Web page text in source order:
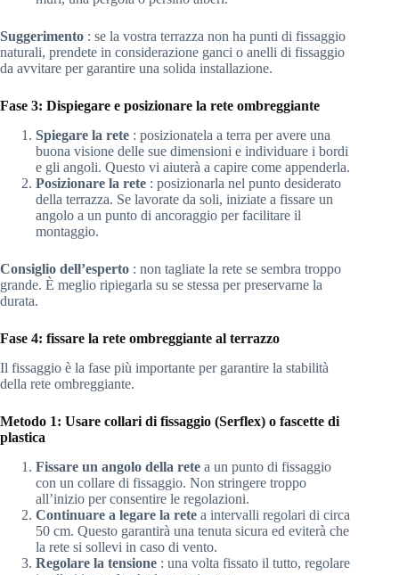
Suggerimento : se la vostra terrazza non ha punti di fissaggio
naturali, prendete in considerazione ganci o anelli di fissaggio
da avvitare per garantire una solida installazione.
Fase 3: Dispiegare e posizionare la rete ombreggiante
Spiegare la rete : posizionatela a terra per avere una
buona visione delle sue dimensioni e individuare i bordi
e gli angoli. Questo vi aiuterà a capire come appenderla.
Posizionare la rete : posizionarla nel punto desiderato
della terrazza. Se lavorate da soli, iniziate a fissare un
angolo a un punto di ancoraggio per facilitare il
montaggio.
Consiglio dell’esperto : non tagliate la rete se sembra troppo
grande. È meglio ripiegarla su se stessa per preservarne la
durata.
Fase 4: fissare la rete ombreggiante al terrazzo
Il fissaggio è la fase più importante per garantire la stabilità
della rete ombreggiante.
Metodo 1: Usare collari di fissaggio (Serflex) o fascette di
plastica
Fissare un angolo della rete a un punto di fissaggio
con un collare di fissaggio. Non stringere troppo
all’inizio per consentire le regolazioni.
Continuare a legare la rete a intervalli regolari di circa
50 cm. Questo garantirà una tenuta sicura ed eviterà che
la rete si sollevi in caso di vento.
Regolare la tensione : una volta fissato il tutto, regolare